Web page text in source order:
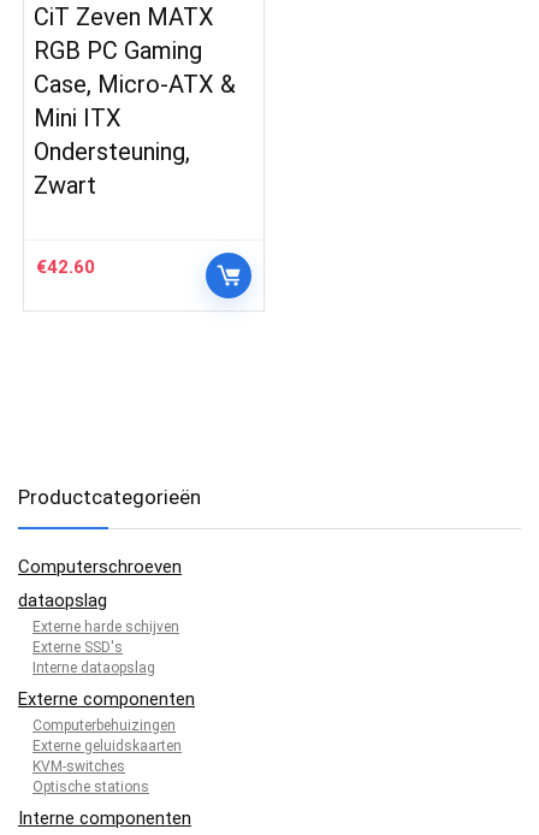
CiT Zeven MATX
RGB PC Gaming
Case, Micro-ATX &
Mini ITX
Ondersteuning,
Zwart
€42.60
Productcategorieën
Computerschroeven
dataopslag
Externe harde schijven
Externe SSD's
Interne dataopslag
Externe componenten
Computerbehuizingen
Externe geluidskaarten
KVM-switches
Optische stations
Interne componenten